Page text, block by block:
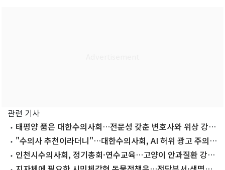
관련 기사
태평양 품은 대한수의사회…전문성 갖춘 변호사와 위상 강화
시동"수의사 추천이라더니"…대한수의사회, AI 허위 광고 주의
당부인천시수의사회, 정기총회·연수교육…고양이 안과질환 강의